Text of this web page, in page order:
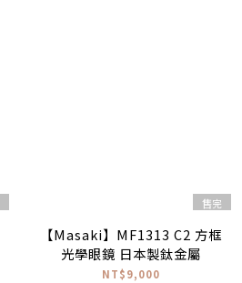
售完
【Masaki】MF1313 C2 方框
光學眼鏡 日本製鈦金屬
NT$9,000